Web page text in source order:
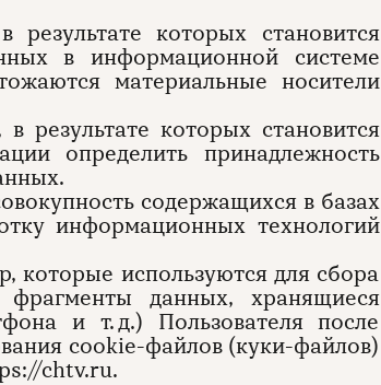
которых становится
в информационной системе
материальные носители
результате которых становится
определить принадлежность
содержащихся в базах
информационных технологий
используются для сбора
фрагменты данных, хранящиеся
и т. д.) Пользователя после
cookie-файлов (куки-файлов)
chtv.ru.